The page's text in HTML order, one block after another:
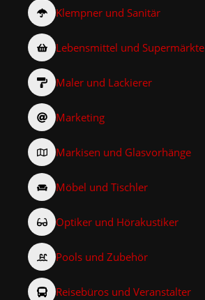
Klempner und Sanitär
Lebensmittel und Supermärkte
Maler und Lackierer
Marketing
Markisen und Glasvorhänge
Möbel und Tischler
Optiker und Hörakustiker
Pools und Zubehör
Reisebüros und Veranstalter